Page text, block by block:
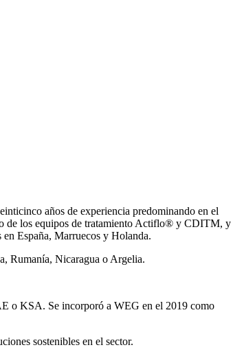
años de experiencia predominando en el
de los equipos de tratamiento Actiflo® y CDITM, y
España, Marruecos y Holanda.
Rumanía, Nicaragua o Argelia.
o KSA. Se incorporó a WEG en el 2019 como
sostenibles en el sector.